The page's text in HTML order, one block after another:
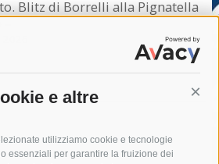
e altre
utilizziamo cookie e tecnologie
essenziali per garantire la fruizione dei
Blitz di Borrelli alla Pignatella
–